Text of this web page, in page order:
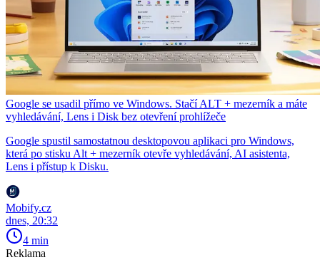
Google se usadil přímo ve Windows. Stačí ALT + mezerník a máte
vyhledávání, Lens i Disk bez otevření prohlížeče
Google spustil samostatnou desktopovou aplikaci pro Windows,
která po stisku Alt + mezerník otevře vyhledávání, AI asistenta,
Lens i přístup k Disku.
Mobify.cz
dnes, 20:32
4 min
Reklama